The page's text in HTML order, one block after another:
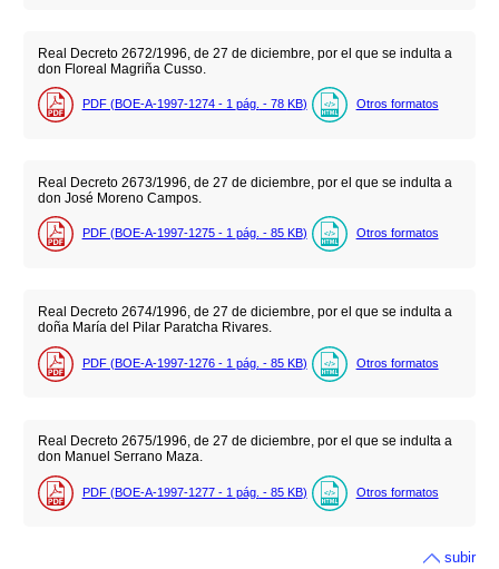
Real Decreto 2672/1996, de 27 de diciembre, por el que se indulta a
don Floreal Magriña Cusso.
PDF (BOE-A-1997-1274 - 1 pág. - 78 KB) Otros formatos
Real Decreto 2673/1996, de 27 de diciembre, por el que se indulta a
don José Moreno Campos.
PDF (BOE-A-1997-1275 - 1 pág. - 85 KB) Otros formatos
Real Decreto 2674/1996, de 27 de diciembre, por el que se indulta a
doña María del Pilar Paratcha Rivares.
PDF (BOE-A-1997-1276 - 1 pág. - 85 KB) Otros formatos
Real Decreto 2675/1996, de 27 de diciembre, por el que se indulta a
don Manuel Serrano Maza.
PDF (BOE-A-1997-1277 - 1 pág. - 85 KB) Otros formatos
subir